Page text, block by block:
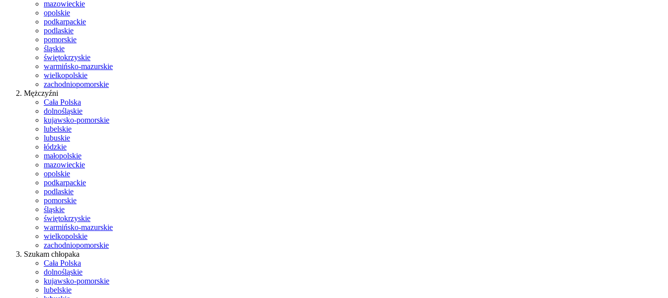
mazowieckie
opolskie
podkarpackie
podlaskie
pomorskie
śląskie
świętokrzyskie
warmińsko-mazurskie
wielkopolskie
zachodniopomorskie
Mężczyźni
Cała Polska
dolnośląskie
kujawsko-pomorskie
lubelskie
lubuskie
łódzkie
małopolskie
mazowieckie
opolskie
podkarpackie
podlaskie
pomorskie
śląskie
świętokrzyskie
warmińsko-mazurskie
wielkopolskie
zachodniopomorskie
Szukam chłopaka
Cała Polska
dolnośląskie
kujawsko-pomorskie
lubelskie